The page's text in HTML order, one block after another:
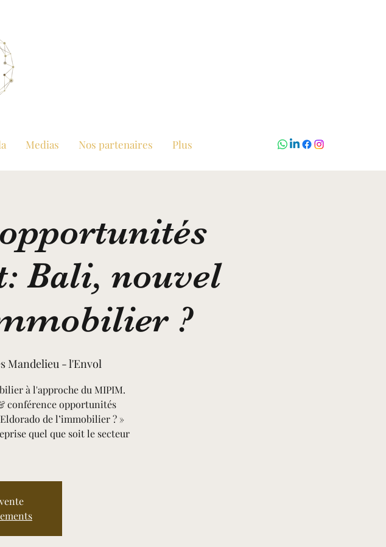
Medias Nos partenaires Plus
Bali, nouvel
?
Mandelieu - l'Envol
à l'approche du MIPIM.
conférence opportunités
de l’immobilier ? »
quel que soit le secteur